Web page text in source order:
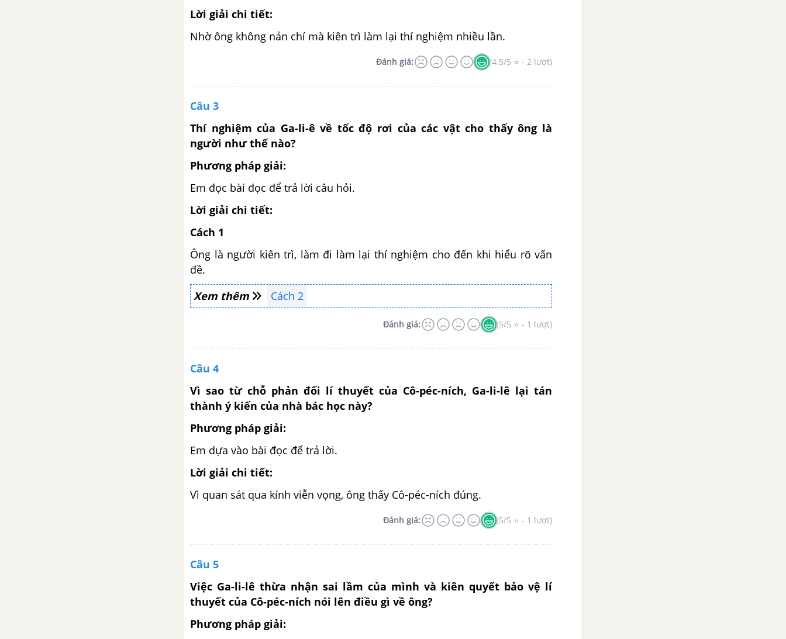
Lời giải chi tiết:
Nhờ ông không nản chí mà kiên trì làm lại thí nghiệm nhiều lần.
Đánh giá: (4.5/5 ⭐ - 2 lượt)
Câu 3
Thí nghiệm của Ga-li-ê về tốc độ rơi của các vật cho thấy ông là
người như thế nào?
Phương pháp giải:
Em đọc bài đọc để trả lời câu hỏi.
Lời giải chi tiết:
Cách 1
Ông là người kiên trì, làm đi làm lại thí nghiệm cho đến khi hiểu rõ vấn
đề.
Xem thêm
Cách 2
Đánh giá: (5/5 ⭐ - 1 lượt)
Câu 4
Vì sao từ chỗ phản đối lí thuyết của Cô-péc-ních, Ga-li-lê lại tán
thành ý kiến của nhà bác học này?
Phương pháp giải:
Em dựa vào bài đọc để trả lời.
Lời giải chi tiết:
Vì quan sát qua kính viễn vọng, ông thấy Cô-péc-ních đúng.
Đánh giá: (5/5 ⭐ - 1 lượt)
Câu 5
Việc Ga-li-lê thừa nhận sai lầm của mình và kiên quyết bảo vệ lí
thuyết của Cô-péc-ních nói lên điều gì về ông?
Phương pháp giải: